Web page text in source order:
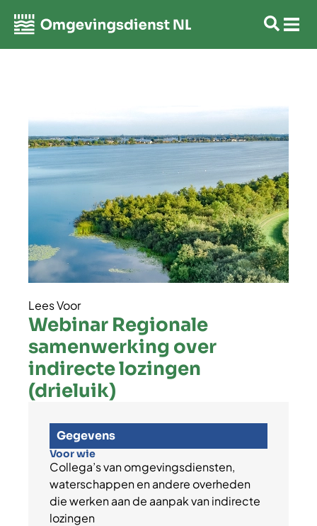
Lees Voor
Webinar Regionale
samenwerking over
indirecte lozingen
(drieluik)
Gegevens
Voor wie
Collega’s van omgevingsdiensten,
waterschappen en andere overheden
die werken aan de aanpak van indirecte
lozingen